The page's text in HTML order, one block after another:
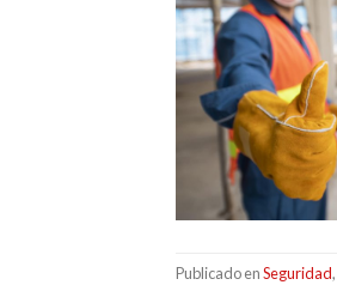
Publicado enSeguridad,